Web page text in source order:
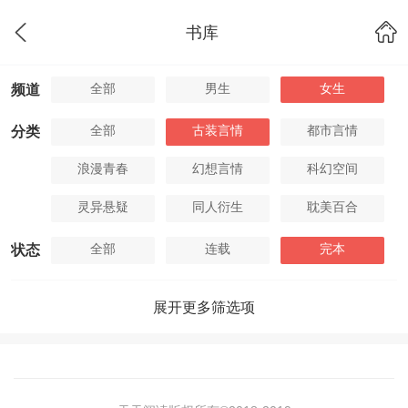
书库
频道 全部 男生 女生
分类 全部 古装言情 都市言情
浪漫青春 幻想言情 科幻空间
灵异悬疑 同人衍生 耽美百合
状态 全部 连载 完本
展开更多筛选项